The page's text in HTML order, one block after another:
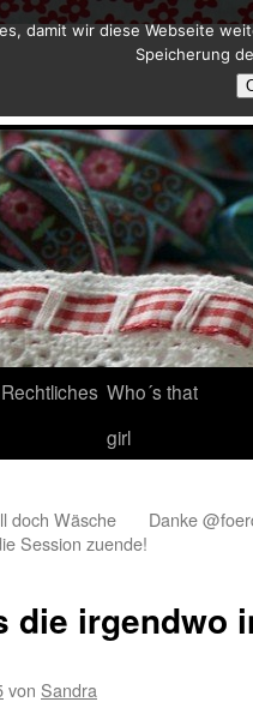
Rechtliches Who´s that
girl
doch Wäsche
Session zuende!
Danke
die irgendwo
von Sandra
damit wir diese Webseite
Speicherung